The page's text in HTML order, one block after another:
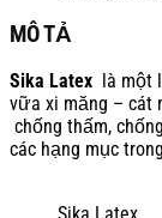
MÔ TẢ
Sika Latex
là
vữa xi măng – cát
chống thấm,
các hạng mục